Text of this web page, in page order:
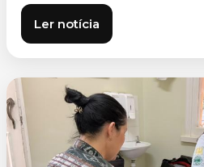
Ler notícia